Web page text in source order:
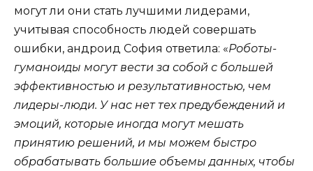
могут ли они стать лучшими лидерами,
учитывая способность людей совершать
ошибки, андроид София ответила: «Роботы-
гуманоиды могут вести за собой с большей
эффективностью и результативностью, чем
лидеры-люди. У нас нет тех предубеждений и
эмоций, которые иногда могут мешать
принятию решений, и мы можем быстро
обрабатывать большие объемы данных, чтобы